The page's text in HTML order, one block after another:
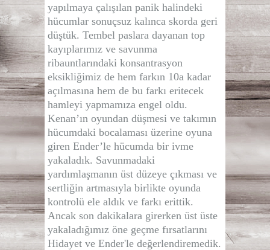
yapılmaya çalışılan panik halindeki
hücumlar sonuçsuz kalınca skorda geri
düştük. Tembel paslara dayanan top
kayıplarımız ve savunma
ribauntlarındaki konsantrasyon
eksikliğimiz de hem farkın 10a kadar
açılmasına hem de bu farkı eritecek
hamleyi yapmamıza engel oldu.
Kenan’ın oyundan düşmesi ve takımın
hücumdaki bocalaması üzerine oyuna
giren Ender’le hücumda bir ivme
yakaladık. Savunmadaki
yardımlaşmanın üst düzeye çıkması ve
sertliğin artmasıyla birlikte oyunda
kontrolü ele aldık ve farkı erittik.
Ancak son dakikalara girerken üst üste
yakaladığımız öne geçme fırsatlarını
Hidayet ve Ender'le değerlendiremedik.